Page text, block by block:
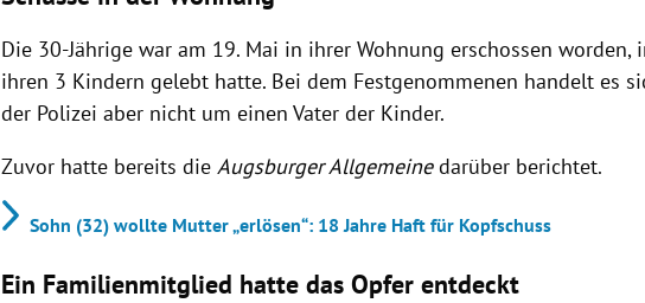
Die 30-Jährige war am 19. Mai in ihrer Wohnung erschossen worden,
ihren 3 Kindern gelebt hatte. Bei dem Festgenommenen handelt es
der Polizei aber nicht um einen Vater der Kinder.
Zuvor hatte bereits dieAugsburger Allgemeinedarüber berichtet.
Sohn (32) wollte Mutter „erlösen“: 18 Jahre Haft für Kopfschuss
Ein Familienmitglied hatte das Opfer entdeckt